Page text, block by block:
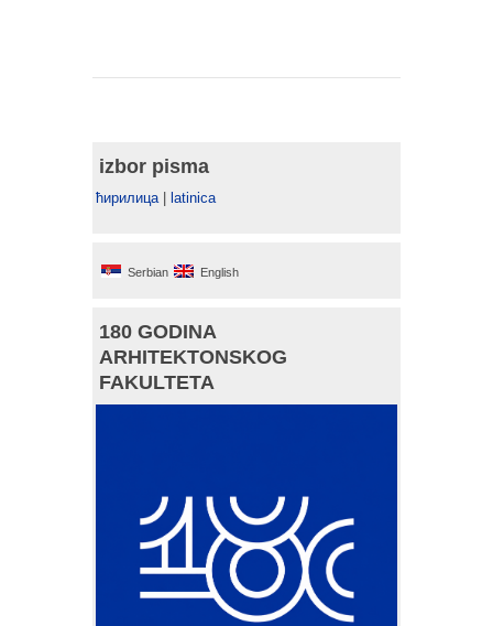
izbor pisma
ћирилица| latinica
Serbian English
180 GODINA
ARHITEKTONSKOG
FAKULTETA